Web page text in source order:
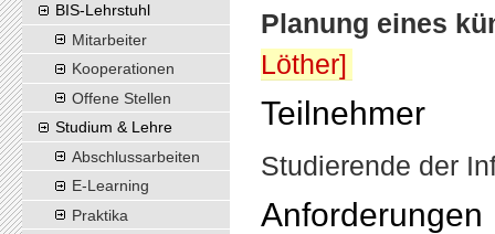
Planung eines
Löther]
Teilnehmer
Studierende der
Anforderungen
BIS-Lehrstuhl
Mitarbeiter
Kooperationen
Offene Stellen
Studium & Lehre
Abschlussarbeiten
E-Learning
Praktika